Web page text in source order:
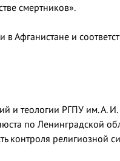
смертников».
Афганистане и
и теологии РГПУ им. А. И.
по Ленинградской
контроля религиозной